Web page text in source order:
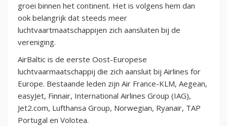
groei binnen het continent. Het is volgens hem dan
ook belangrijk dat steeds meer
luchtvaartmaatschappijen zich aansluiten bij de
vereniging.
AirBaltic is de eerste Oost-Europese
luchtvaarmaatschappij die zich aansluit bij Airlines for
Europe. Bestaande leden zijn Air France-KLM, Aegean,
easyJet, Finnair, International Airlines Group (IAG),
Jet2.com, Lufthansa Group, Norwegian, Ryanair, TAP
Portugal en Volotea.